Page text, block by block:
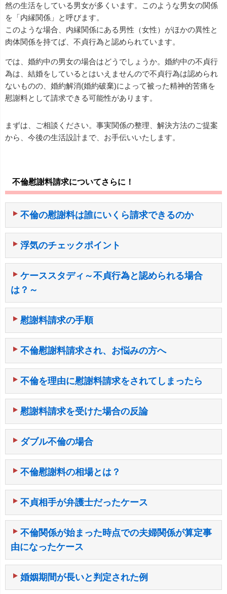
然の生活をしている男女が多くいます。このような男女の関係
を「内縁関係」と呼びます。
このような場合、内縁関係にある男性（女性）がほかの異性と
肉体関係を持てば、不貞行為と認められています。
では、婚約中の男女の場合はどうでしょうか。婚約中の不貞行
為は、結婚をしているとはいえませんので不貞行為は認められ
ないものの、婚約解消(婚約破棄)によって被った精神的苦痛を
慰謝料として請求できる可能性があります。
まずは、ご相談ください。事実関係の整理、解決方法のご提案
から、今後の生活設計まで、お手伝いいたします。
不倫慰謝料請求についてさらに！
不倫の慰謝料は誰にいくら請求できるのか
浮気のチェックポイント
ケーススタディ～不貞行為と認められる場合
は？～
慰謝料請求の手順
不倫慰謝料請求され、お悩みの方へ
不倫を理由に慰謝料請求をされてしまったら
慰謝料請求を受けた場合の反論
ダブル不倫の場合
不倫慰謝料の相場とは？
不貞相手が弁護士だったケース
不倫関係が始まった時点での夫婦関係が算定事
由になったケース
婚姻期間が長いと判定された例